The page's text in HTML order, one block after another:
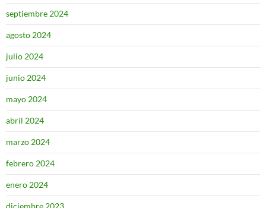
septiembre 2024
agosto 2024
julio 2024
junio 2024
mayo 2024
abril 2024
marzo 2024
febrero 2024
enero 2024
diciembre 2023